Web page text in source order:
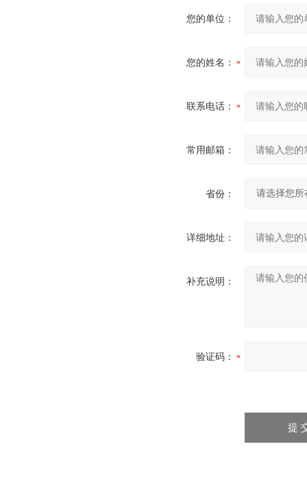
您的单位：
您的姓名：
联系电话：
常用邮箱：
省份：
详细地址：
补充说明：
验证码：